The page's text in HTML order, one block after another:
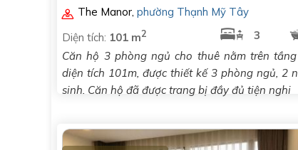
The Manor, phường Thạnh Mỹ Tây
Diện tích: 101 m2 3
Căn hộ 3 phòng ngủ cho thuê nằm trên
diện tích 101m, được thiết kế 3 phòng ngủ, 2
sinh. Căn hộ đã được trang bị đầy đủ tiện nghi